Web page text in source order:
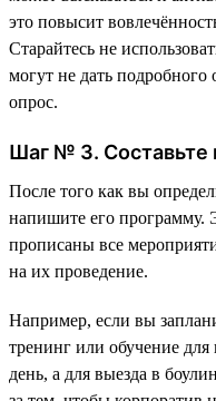
это повысит
Старайтесь не
могут не дать
опрос.
Шаг № 3. Составьте
После того как вы
напишите его программу.
прописаны все
на их проведение.
Например, если вы
тренинг или обучение
день, а для выезда в